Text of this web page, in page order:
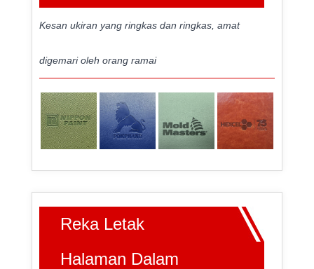
Kesan ukiran yang ringkas dan ringkas, amat
digemari oleh orang ramai
Reka Letak
Halaman Dalam